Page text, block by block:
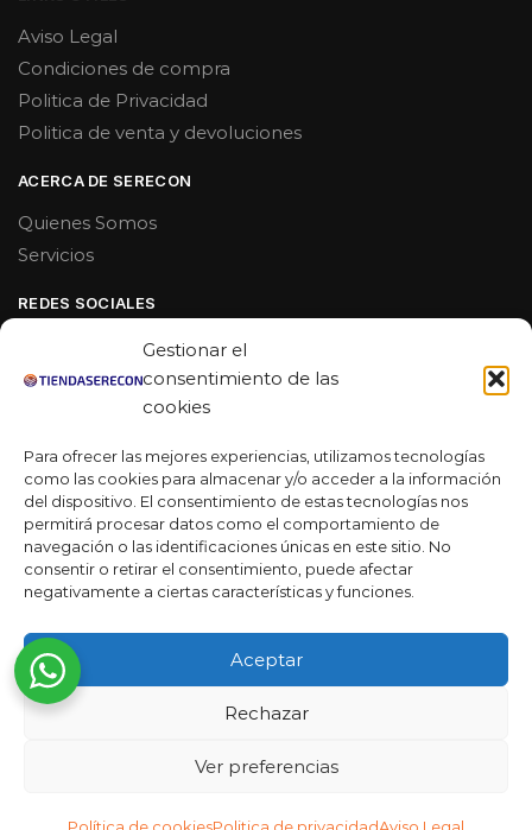
Gestionar el
consentimiento de las
cookies
Para ofrecer las mejores experiencias, utilizamos tecnologías
como las cookies para almacenar y/o acceder a la información
del dispositivo. El consentimiento de estas tecnologías nos
permitirá procesar datos como el comportamiento de
navegación o las identificaciones únicas en este sitio. No
consentir o retirar el consentimiento, puede afectar
negativamente a ciertas características y funciones.
Aceptar
Rechazar
Ver preferencias
Aviso Legal
Condiciones de compra
Politica de Privacidad
Politica de venta y devoluciones
ACERCA DE SERECON
Quienes Somos
Servicios
REDES SOCIALES
Linkedin
MAS DE 50 RESEÑAS
★★★★★
La verdad es que fue una compra muy económica, la
día. ¡Estoy muy satisfecha con la atención al cliente y el
servicio!
Desarrollado por